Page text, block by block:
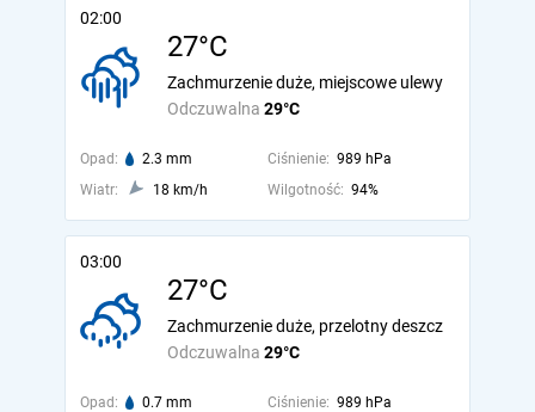
02:00
27°C
Odczuwalna 29°C
Zachmurzenie duże, miejscowe ulewy
Opad: 2.3 mm Ciśnienie: 989 hPa
Wiatr:
18 km/h Wilgotność: 94%
03:00
27°C
Odczuwalna 29°C
Zachmurzenie duże, przelotny deszcz
Opad: 0.7 mm Ciśnienie: 989 hPa